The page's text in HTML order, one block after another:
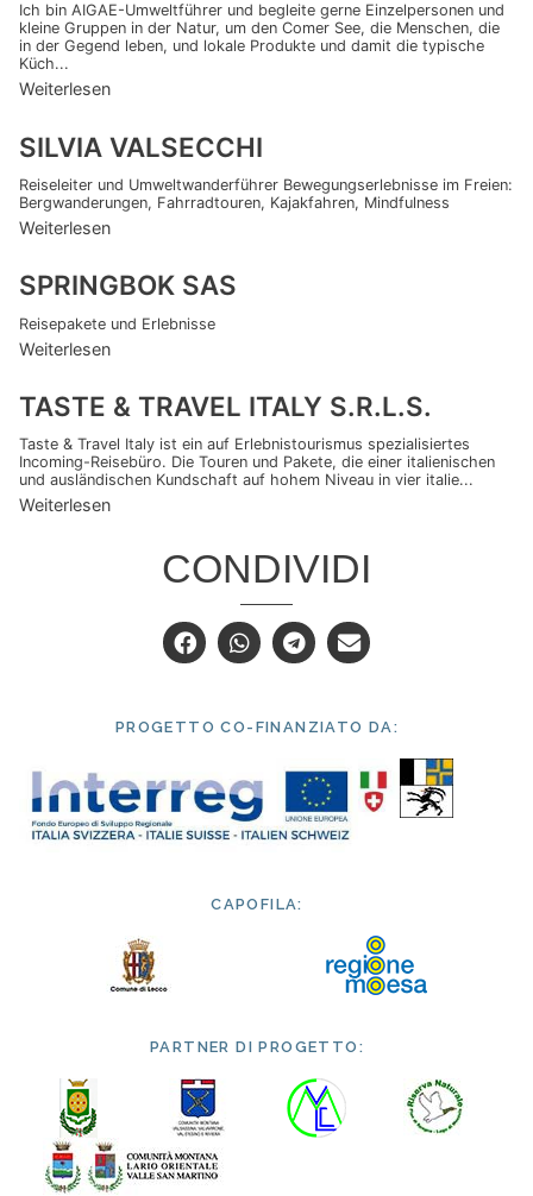
Ich bin AIGAE-Umweltführer und begleite gerne Einzelpersonen und
kleine Gruppen in der Natur, um den Comer See, die Menschen, die
in der Gegend leben, und lokale Produkte und damit die typische
Küch...
Weiterlesen
SILVIA VALSECCHI
Reiseleiter und Umweltwanderführer Bewegungserlebnisse im Freien:
Bergwanderungen, Fahrradtouren, Kajakfahren, Mindfulness
Weiterlesen
SPRINGBOK SAS
Reisepakete und Erlebnisse
Weiterlesen
TASTE & TRAVEL ITALY S.R.L.S.
Taste & Travel Italy ist ein auf Erlebnistourismus spezialisiertes
Incoming-Reisebüro. Die Touren und Pakete, die einer italienischen
und ausländischen Kundschaft auf hohem Niveau in vier italie...
Weiterlesen
CONDIVIDI
PROGETTO CO-FINANZIATO DA:
CAPOFILA:
PARTNER DI PROGETTO: